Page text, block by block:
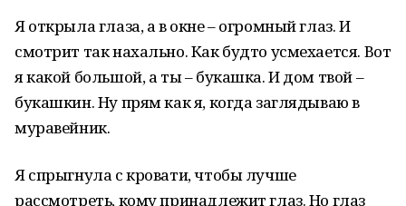
Я открыла глаза, а в окне – огромный глаз. И
смотрит так нахально. Как будто усмехается. Вот
я какой большой, а ты – букашка. И дом твой –
букашкин. Ну прям как я, когда заглядываю в
муравейник.
Я спрыгнула с кровати, чтобы лучше
рассмотреть, кому принадлежит глаз. Но глаз